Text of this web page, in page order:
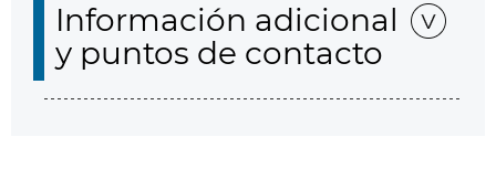
Información adicional
y puntos de contacto